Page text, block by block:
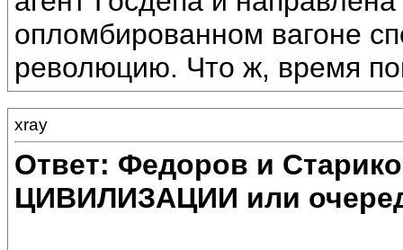
опломбированном вагоне
революцию. Что ж, время
xray
Ответ: Федоров и
ЦИВИЛИЗАЦИИ или